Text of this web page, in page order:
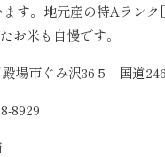
ます。地元産の特Aラン
お米も自慢です。
場市ぐみ沢36-5 国道
8929